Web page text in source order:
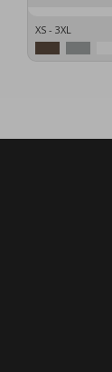
XS - 3XL